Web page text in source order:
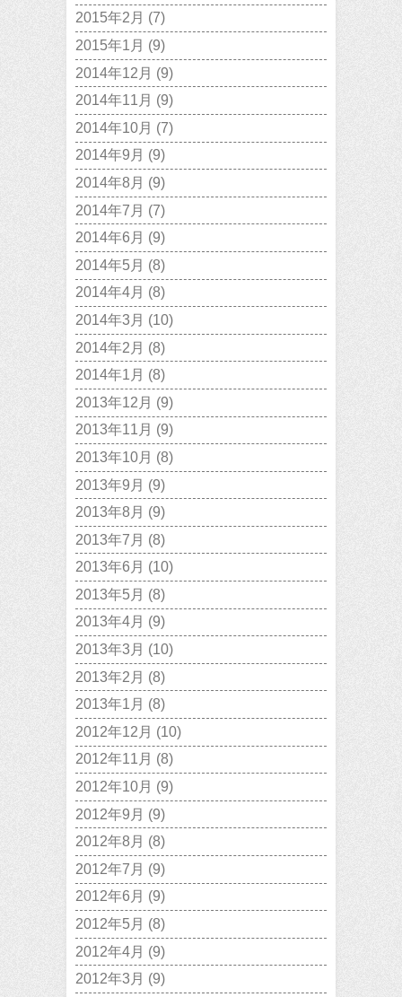
2015年2月 (7)
2015年1月 (9)
2014年12月 (9)
2014年11月 (9)
2014年10月 (7)
2014年9月 (9)
2014年8月 (9)
2014年7月 (7)
2014年6月 (9)
2014年5月 (8)
2014年4月 (8)
2014年3月 (10)
2014年2月 (8)
2014年1月 (8)
2013年12月 (9)
2013年11月 (9)
2013年10月 (8)
2013年9月 (9)
2013年8月 (9)
2013年7月 (8)
2013年6月 (10)
2013年5月 (8)
2013年4月 (9)
2013年3月 (10)
2013年2月 (8)
2013年1月 (8)
2012年12月 (10)
2012年11月 (8)
2012年10月 (9)
2012年9月 (9)
2012年8月 (8)
2012年7月 (9)
2012年6月 (9)
2012年5月 (8)
2012年4月 (9)
2012年3月 (9)